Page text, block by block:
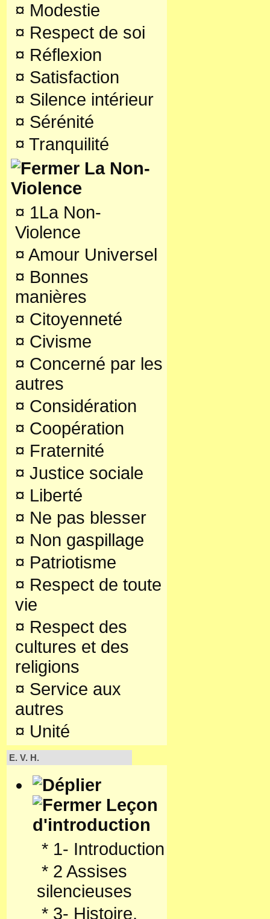
¤ Modestie
¤ Respect de soi
¤ Réflexion
¤ Satisfaction
¤ Silence intérieur
¤ Sérénité
¤ Tranquilité
La Non-
Violence
¤ 1La Non-
Violence
¤ Amour Universel
¤ Bonnes
manières
¤ Citoyenneté
¤ Civisme
¤ Concerné par les
autres
¤ Considération
¤ Coopération
¤ Fraternité
¤ Justice sociale
¤ Liberté
¤ Ne pas blesser
¤ Non gaspillage
¤ Patriotisme
¤ Respect de toute
vie
¤ Respect des
cultures et des
religions
¤ Service aux
autres
¤ Unité
E. V. H.
Leçon
d'introduction
* 1- Introduction
* 2 Assises
silencieuses
* 3- Histoire,